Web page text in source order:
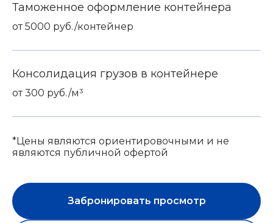
Таможенное оформление контейнера
от 5000 руб./контейнер
Консолидация грузов в контейнере
от 300 руб./м³
*Цены являются ориентировочными и не
являются публичной офертой
Забронировать просмотр